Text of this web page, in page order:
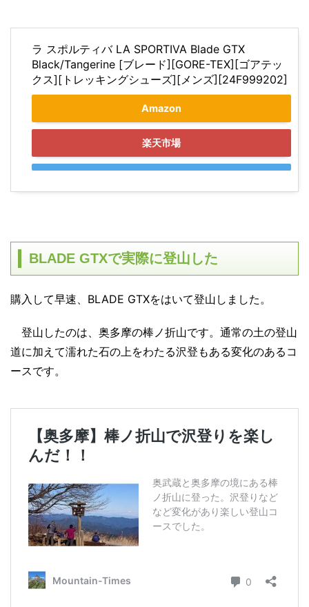
ラ スポルティバ LA SPORTIVA Blade GTX
Black/Tangerine [ブレード][GORE-TEX][ゴアテッ
クス][トレッキングシューズ][メンズ][24F999202]
Amazon
楽天市場
BLADE GTXで実際に登山した
購入して早速、BLADE GTXをはいて登山しました。
登山したのは、奥多摩の棒ノ折山です。通常の土の登山
道に加えて濡れた石の上をわたる沢登もある変化のあるコ
ースです。